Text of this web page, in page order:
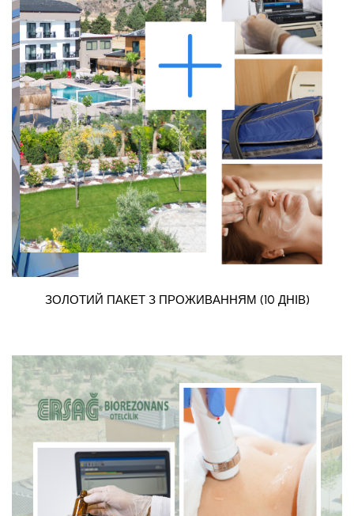
ЗОЛОТИЙ ПАКЕТ З ПРОЖИВАННЯМ (10 ДНІВ)